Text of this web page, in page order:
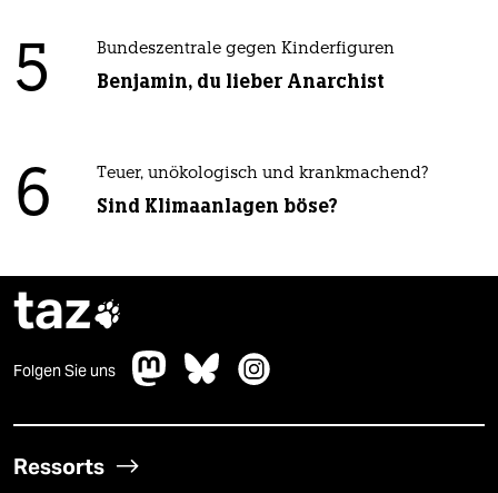
5 Bundeszentrale gegen Kinderfiguren
Benjamin, du lieber Anarchist
6 Teuer, unökologisch und krankmachend?
Sind Klimaanlagen böse?
taz
Folgen Sie uns
Ressorts